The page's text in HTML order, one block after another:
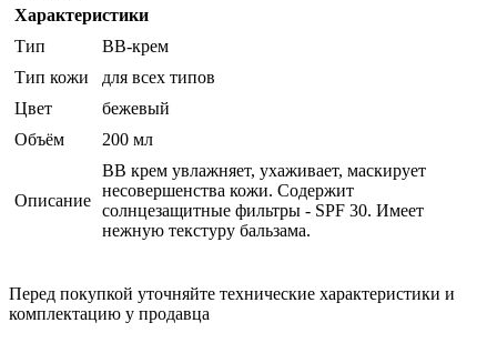
Характеристики
Тип
BB-крем
Тип кожи
для всех типов
Цвет
бежевый
Объём
200 мл
Описание
ВВ крем увлажняет, ухаживает, маскирует
несовершенства кожи. Содержит
солнцезащитные фильтры - SPF 30. Имеет
нежную текстуру бальзама.
Перед покупкой уточняйте технические характеристики и
комплектацию у продавца